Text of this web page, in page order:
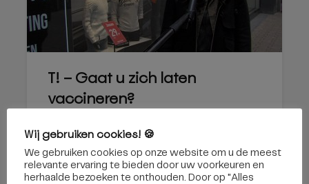
T! – Gaat u zich laten
vaccineren?
Wij gebruiken cookies! 🍪
We gebruiken cookies op onze website om u de meest
relevante ervaring te bieden door uw voorkeuren en
herhaalde bezoeken te onthouden. Door op "Alles